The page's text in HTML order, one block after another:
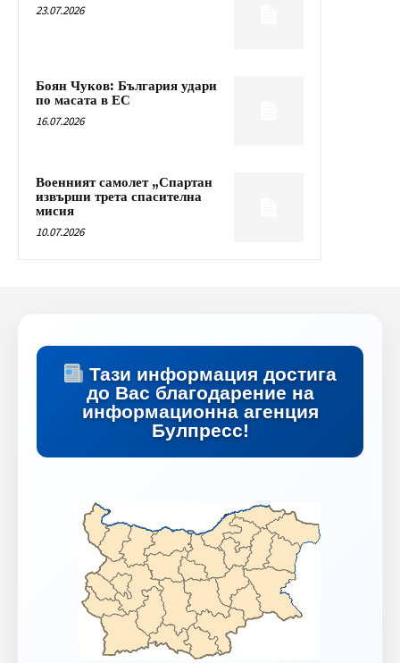
23.07.2026
Боян Чуков: България удари
по масата в ЕС
16.07.2026
Военният самолет „Спартан
извърши трета спасителна
мисия
10.07.2026
Тази информация достига
до Вас благодарение на
информационна агенция
Булпресс!